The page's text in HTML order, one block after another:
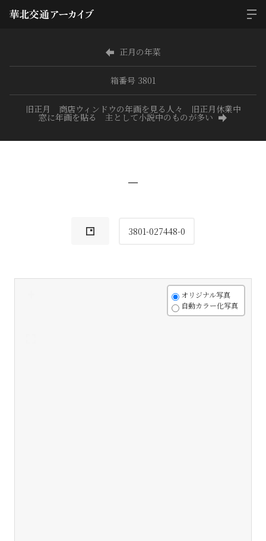
正月の年菜
箱番号 3801
旧正月 商店ウィンドウの年画を見る人々 旧正月休業中
窓に年画を貼る 主として小説中のものが多い
−
3801-027448-0
オリジナル写真
自動カラー化写真